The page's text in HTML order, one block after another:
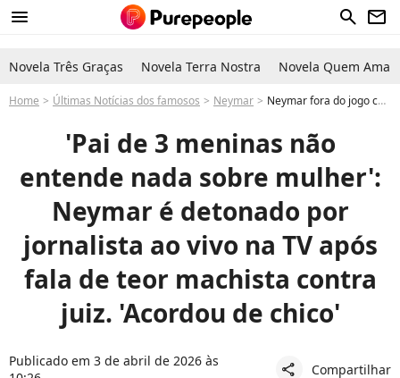
menu search newsletter
Novela Três Graças Novela Terra Nostra Novela Quem Ama
Home Últimas Notícias dos famosos Neymar Neymar fora do jogo contra o Flamengo ataca juiz com fala machista 'acordou de chico' e é detonado ao vivo por jornalista na TV. 'Pai de 3 meninas não entende nada sobre mulher'
'Pai de 3 meninas não
entende nada sobre mulher':
Neymar é detonado por
jornalista ao vivo na TV após
fala de teor machista contra
juiz. 'Acordou de chico'
Publicado em 3 de abril de 2026 às
share Compartilhar